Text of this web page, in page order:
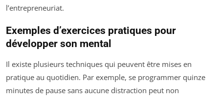
l’entrepreneuriat.
Exemples d’exercices pratiques pour
développer son mental
Il existe plusieurs techniques qui peuvent être mises en
pratique au quotidien. Par exemple, se programmer quinze
minutes de pause sans aucune distraction peut non